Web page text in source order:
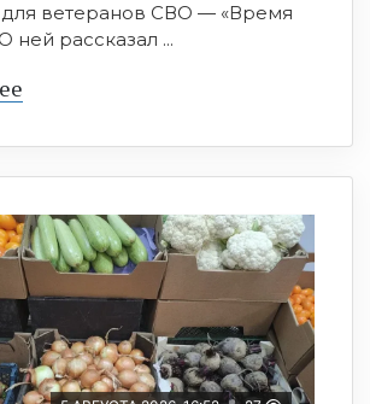
ветеранов СВО — «Время
ней рассказал ...